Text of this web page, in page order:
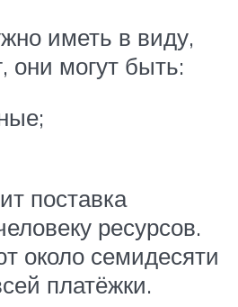
иметь в виду,
они могут быть:
поставка
ресурсов.
около семидесяти
платёжки.